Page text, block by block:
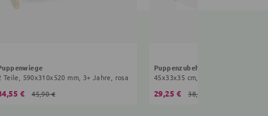
Teile, 590x310x520 mm, 3+ Jahre, rosa
€ 45,90 €
45x33x35 cm, 3+ Jahre, beige
29,25 € 38,90 €